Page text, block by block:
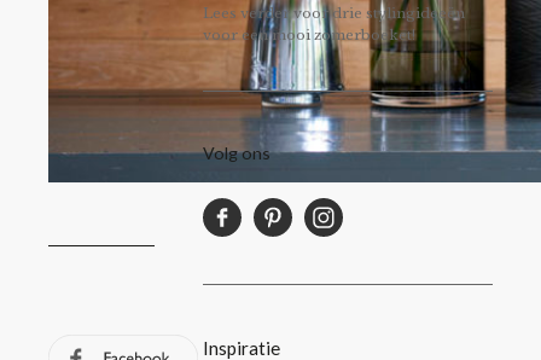
Lees verder voor drie stylingideeën
voor een mooi zomerboeket!
Volg ons
Inspiratie